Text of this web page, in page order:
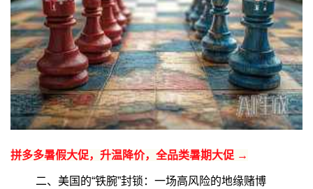
拼多多暑假大促，升温降价，全品类暑期大促 →
二、美国的“铁腕”封锁：一场高风险的地缘赌博